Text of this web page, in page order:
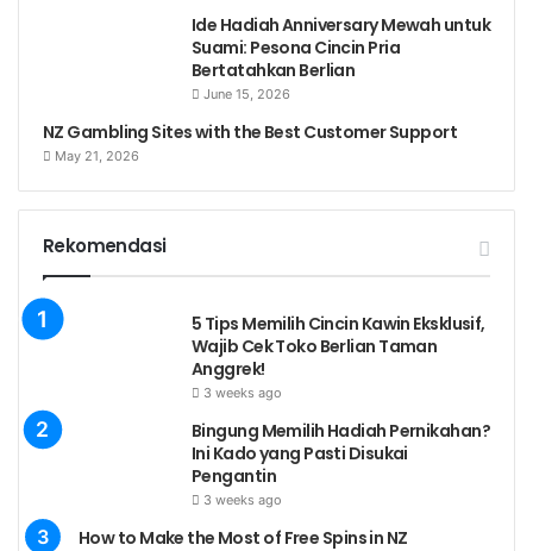
Ide Hadiah Anniversary Mewah untuk
Suami: Pesona Cincin Pria
Bertatahkan Berlian
June 15, 2026
NZ Gambling Sites with the Best Customer Support
May 21, 2026
Rekomendasi
5 Tips Memilih Cincin Kawin Eksklusif,
Wajib Cek Toko Berlian Taman
Anggrek!
3 weeks ago
Bingung Memilih Hadiah Pernikahan?
Ini Kado yang Pasti Disukai
Pengantin
3 weeks ago
How to Make the Most of Free Spins in NZ